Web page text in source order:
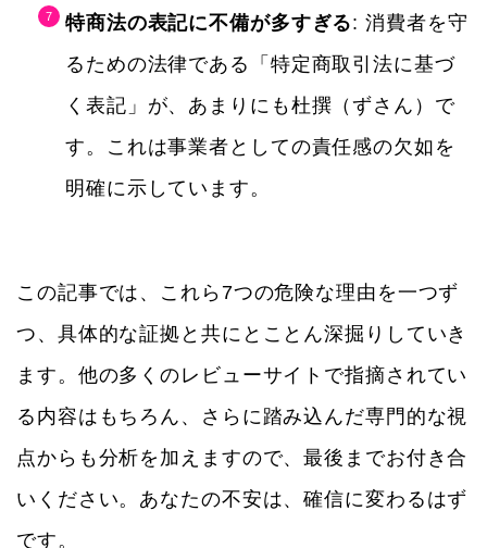
特商法の表記に不備が多すぎる: 消費者を守
るための法律である「特定商取引法に基づ
く表記」が、あまりにも杜撰（ずさん）で
す。これは事業者としての責任感の欠如を
明確に示しています。
この記事では、これら7つの危険な理由を一つず
つ、具体的な証拠と共にとことん深掘りしていき
ます。他の多くのレビューサイトで指摘されてい
る内容はもちろん、さらに踏み込んだ専門的な視
点からも分析を加えますので、最後までお付き合
いください。あなたの不安は、確信に変わるはず
です。